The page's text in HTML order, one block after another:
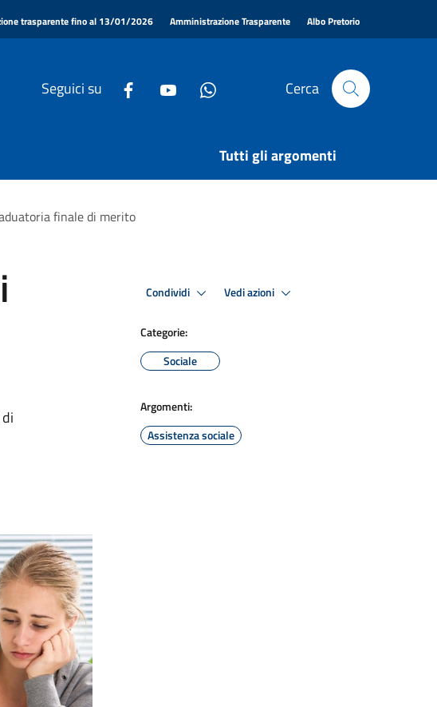
trasparente fino al 13/01/2026 Amministrazione Trasparente Albo Pretorio
Seguici su Cerca
Tutti gli argomenti
finale di merito
Condividi Vedi azioni
Categorie:
Sociale
Argomenti:
Assistenza sociale